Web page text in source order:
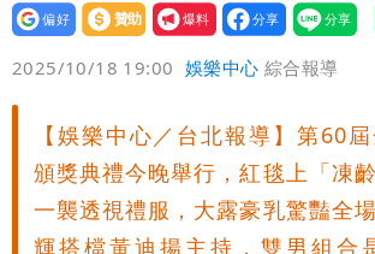
設為
贊助
我要
爆料
2025/10/18 19:00 娛樂中心 綜合報導
【娛樂中心／台北報導】第60
頒獎典禮今晚舉行，紅毯上「凍
一襲透視禮服，大露豪乳驚豔全
輝搭檔黃迪揚主持，雙男組合